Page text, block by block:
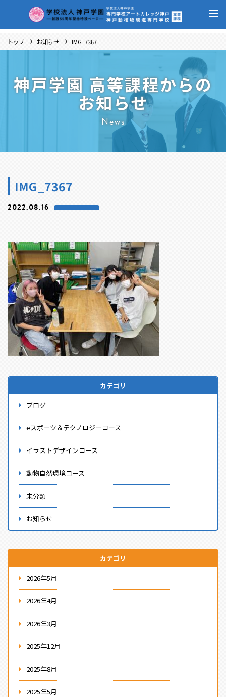
トップ お知らせ IMG_7367
神戸学園 高等課程からの
お知らせ
News
IMG_7367
2022.08.16
カテゴリ
ブログ
eスポーツ＆テクノロジーコース
イラストデザインコース
動物自然環境コース
未分類
お知らせ
カテゴリ
2026年5月
2026年4月
2026年3月
2025年12月
2025年8月
2025年5月